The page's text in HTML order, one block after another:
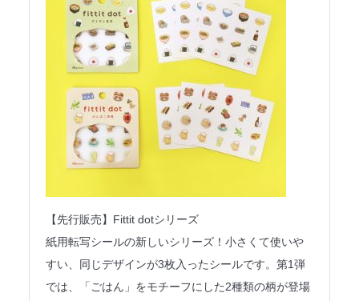
【先行販売】Fittit dotシリーズ
紙用転写シールの新しいシリーズ！小さくて使いや
すい、同じデザインが3枚入ったシールです。第1弾
では、「ごはん」をモチーフにした2種類の柄が登場